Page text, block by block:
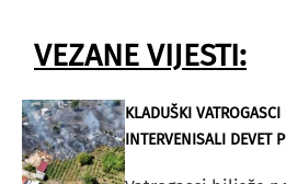
VEZANE VIJESTI:
KLADUŠKI
INTERVENISALI DEVET